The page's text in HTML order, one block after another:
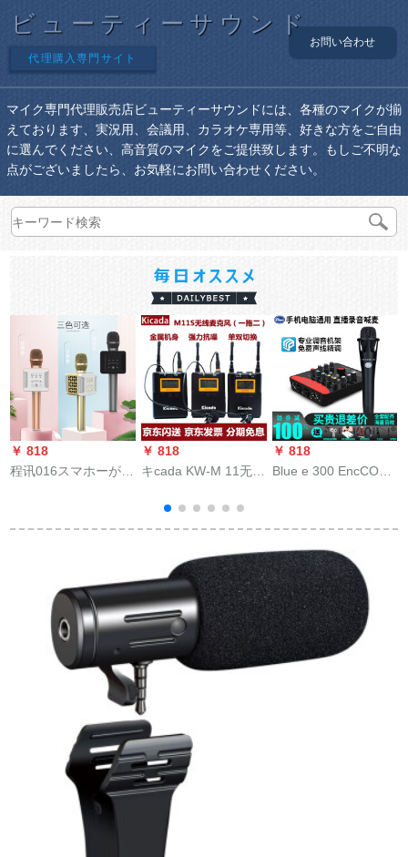
ビューティーサウンド
代理購入専門サイト
お問い合わせ
マイク専門代理販売店ビューティーサウンドには、各種のマイクが揃
えております、実況用、会議用、カラオケ専用等、好きな方をご自由
に選んでください、高音質のマイクをご提供致します。もしご不明な
点がございましたら、お気軽にお問い合わせください。
￥ 818
程讯016スマホーがマ
线ガイとコーラスカ
￥ 818
キcada KW-M 11无线
ビク一见レフカプ収
音マイク携帯帯生放
送カクダKW-M 11无
线第一弾二（金属本
体）
￥ 818
Blue e 300 EncCORE
話のパソコンを持ち
ます。ユニバサル生
放送のアネウサが呼
びます。レコーディ
ングサウドカードド
の設備Blue en
300+艾肯Upod Pro